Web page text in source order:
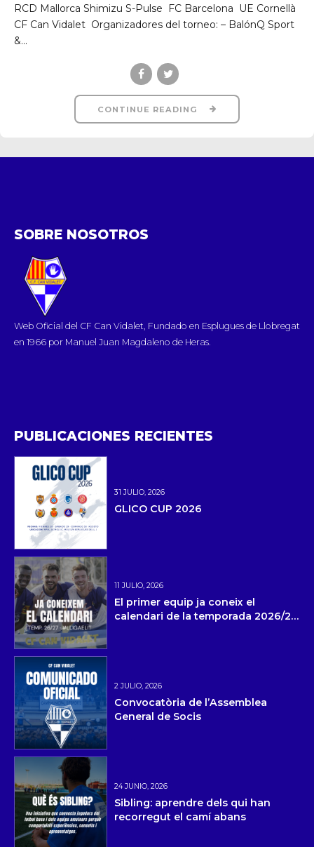
RCD Mallorca Shimizu S-Pulse FC Barcelona UE Cornellà
CF Can Vidalet Organizadores del torneo: – BalónQ Sport
&...
CONTINUE READING
SOBRE NOSOTROS
Web Oficial del CF Can Vidalet, Fundado en Esplugues de Llobregat
en 1966 por Manuel Juan Magdaleno de Heras.
PUBLICACIONES RECIENTES
31 JULIO, 2026
GLICO CUP 2026
11 JULIO, 2026
El primer equip ja coneix el
calendari de la temporada 2026/27
2 JULIO, 2026
Convocatòria de l’Assemblea
General de Socis
24 JUNIO, 2026
Sibling: aprendre dels qui han
recorregut el camí abans